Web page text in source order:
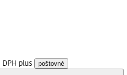
DPH plus poštovné